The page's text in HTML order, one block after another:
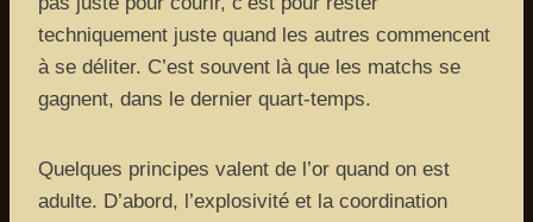
techniquement juste quand les autres commencent
à se déliter. C’est souvent là que les matchs se
gagnent, dans le dernier quart-temps.
Quelques principes valent de l’or quand on est
adulte. D’abord, l’explosivité et la coordination